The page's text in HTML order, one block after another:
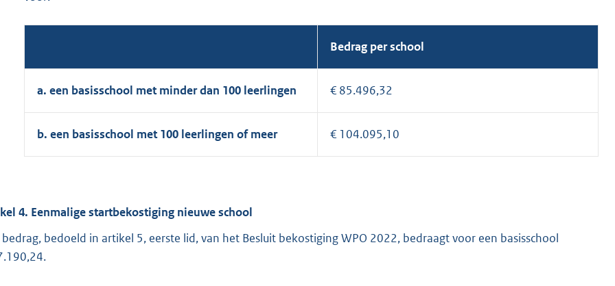
Bedrag per school
a. een basisschool met minder dan 100 leerlingen € 85.496,32
b. een basisschool met 100 leerlingen of meer € 104.095,10
4. Eenmalige startbekostiging nieuwe school
bedoeld in artikel 5, eerste lid, van het Besluit bekostiging WPO 2022, bedraagt voor een basisschool